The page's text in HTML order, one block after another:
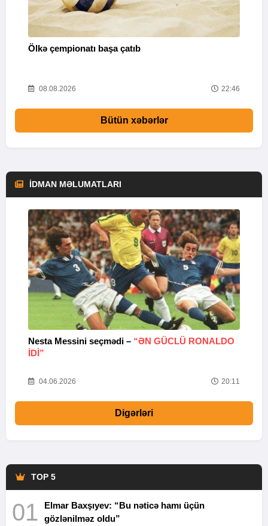
Ölkə çempionatı başa çatıb
08.08.2026 22:46
Bütün xəbərlər
İDMAN MƏLUMATLARI
Nesta Messini seçmədi – “ƏN GÜCLÜ RONALDO
IDI”
04.06.2026 20:11
Digərləri
TOP 5
01
Elmar Baxşıyev: “Bu nəticə hamı üçün
gözlənilməz oldu”